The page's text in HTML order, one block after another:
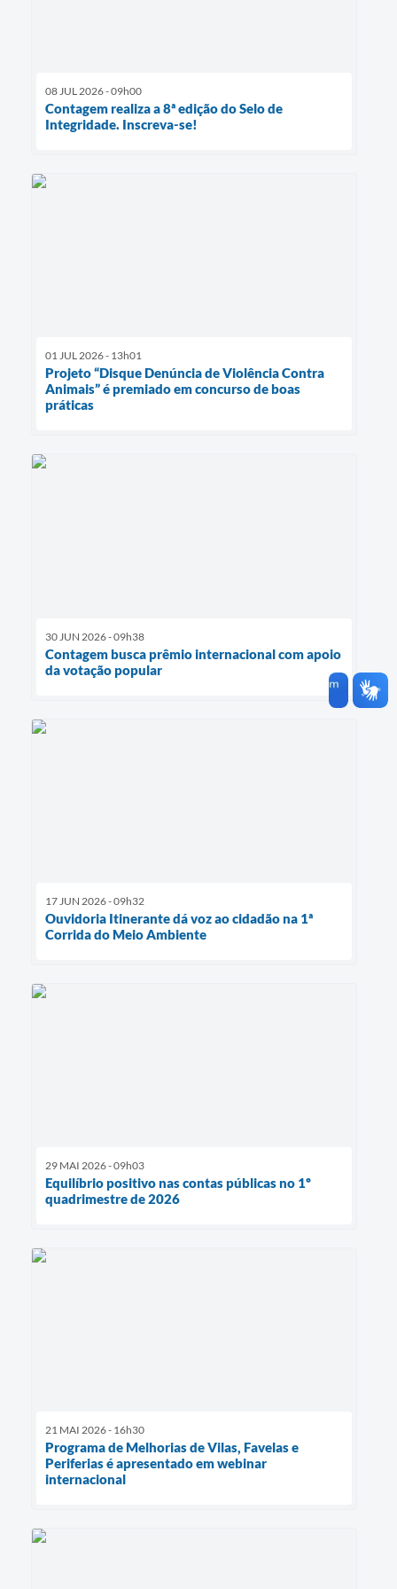
08 JUL 2026 - 09h00
Contagem realiza a 8ª edição do Selo de
Integridade. Inscreva-se!
01 JUL 2026 - 13h01
Projeto “Disque Denúncia de Violência Contra
Animais” é premiado em concurso de boas
práticas
30 JUN 2026 - 09h38
Contagem busca prêmio internacional com apoio
da votação popular
17 JUN 2026 - 09h32
Ouvidoria Itinerante dá voz ao cidadão na 1ª
Corrida do Meio Ambiente
29 MAI 2026 - 09h03
Equilíbrio positivo nas contas públicas no 1º
quadrimestre de 2026
21 MAI 2026 - 16h30
Programa de Melhorias de Vilas, Favelas e
Periferias é apresentado em webinar
internacional